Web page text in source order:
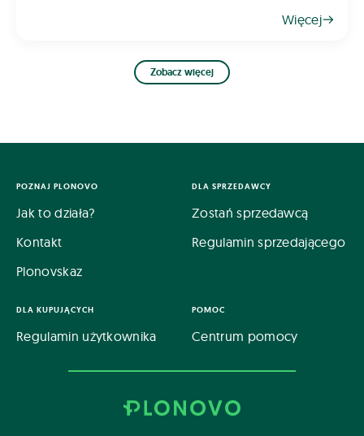
Więcej
Zobacz więcej
POZNAJ PLONOVO
Jak to działa?
Kontakt
Plonovskaz
DLA SPRZEDAWCY
Zostań sprzedawcą
Regulamin sprzedającego
DLA KUPUJĄCYCH
Regulamin użytkownika
POMOC
Centrum pomocy